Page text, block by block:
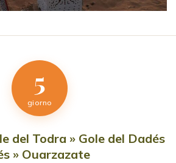
5
giorno
del Todra » Gole del Dadés
» Ouarzazate